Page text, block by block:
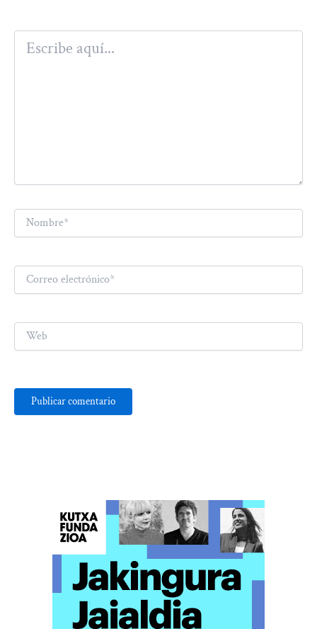
Escribe
aquí...
Nombre*
Correo
electrónico*
Web